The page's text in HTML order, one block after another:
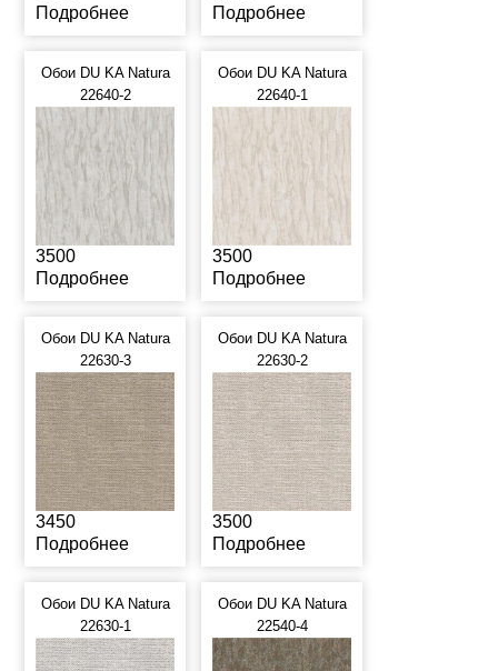
Подробнее
Подробнее
Обои DU KA Natura
22640-2
3500
Подробнее
Обои DU KA Natura
22640-1
3500
Подробнее
Обои DU KA Natura
22630-3
3450
Подробнее
Обои DU KA Natura
22630-2
3500
Подробнее
Обои DU KA Natura
22630-1
Обои DU KA Natura
22540-4